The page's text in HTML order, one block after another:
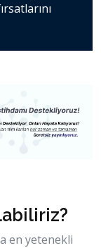
en yetenekli